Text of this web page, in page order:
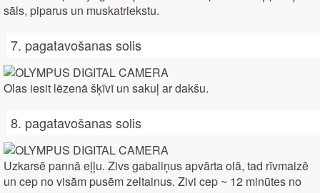
sāls, piparus un muskatriekstu.
7. pagatavošanas solis
Olas iesit lēzenā šķīvī un sakuļ ar dakšu.
8. pagatavošanas solis
Uzkarsē pannā eļļu. Zivs gabaliņus apvārta olā, tad rīvmaizē
un cep no visām pusēm zeltainus. Zivi cep ~ 12 minūtes no